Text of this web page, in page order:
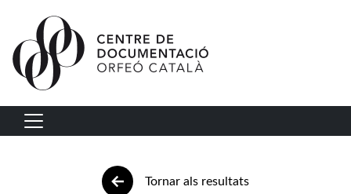
Vés al contingut
Navegació principal
Tornar als resultats